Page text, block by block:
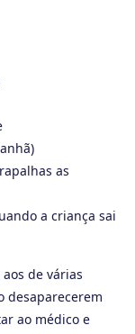
as
a criança sai
de várias
desaparecerem
ao médico e